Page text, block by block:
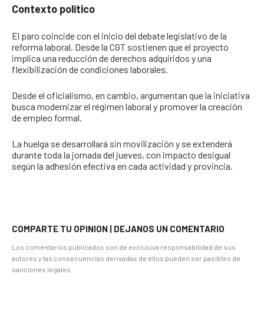
Contexto político
El paro coincide con el inicio del debate legislativo de la
reforma laboral. Desde la CGT sostienen que el proyecto
implica una reducción de derechos adquiridos y una
flexibilización de condiciones laborales.
Desde el oficialismo, en cambio, argumentan que la iniciativa
busca modernizar el régimen laboral y promover la creación
de empleo formal.
La huelga se desarrollará sin movilización y se extenderá
durante toda la jornada del jueves, con impacto desigual
según la adhesión efectiva en cada actividad y provincia.
COMPARTE TU OPINION | DEJANOS UN COMENTARIO
Los comentarios publicados son de exclusiva responsabilidad de sus
autores y las consecuencias derivadas de ellos pueden ser pasibles de
sanciones legales.